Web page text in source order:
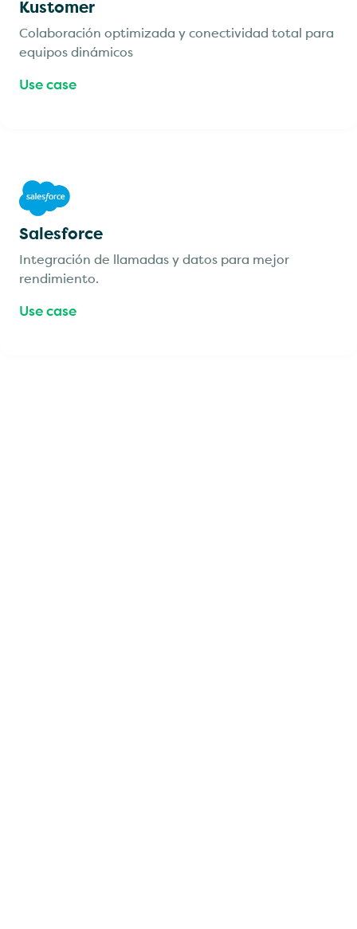
Kustomer
Colaboración optimizada y conectividad total para
equipos dinámicos
Use case
Salesforce
Integración de llamadas y datos para mejor
rendimiento.
Use case